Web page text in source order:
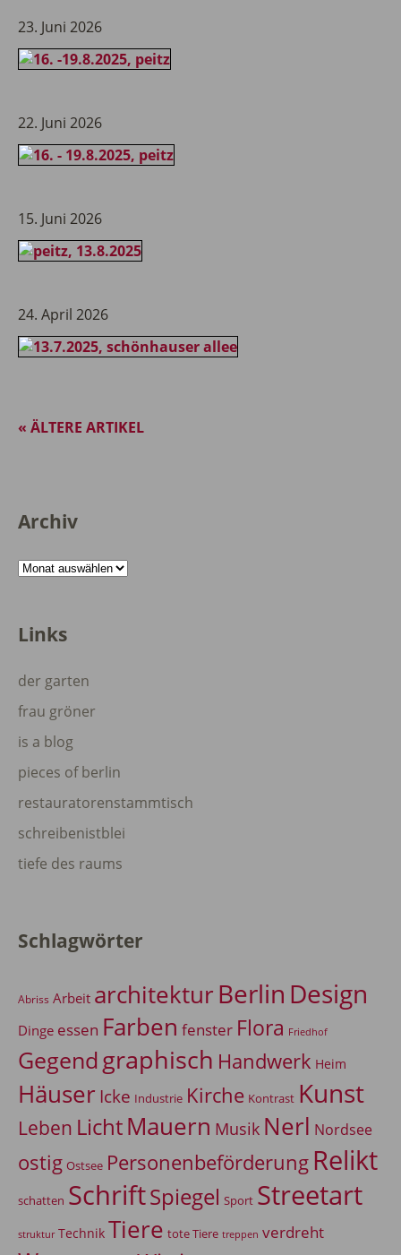
23. Juni 2026
22. Juni 2026
15. Juni 2026
24. April 2026
« ÄLTERE ARTIKEL
Archiv
Archiv
Links
der garten
frau gröner
is a blog
pieces of berlin
restauratorenstammtisch
schreibenistblei
tiefe des raums
Schlagwörter
Abriss Arbeit architekturBerlin Design
Dinge essen Farben fenster Flora Friedhof
Gegendgraphisch Handwerk Heim
Häuser Icke Industrie Kirche Kontrast Kunst
Leben LichtMauern Musik Nerl Nordsee
ostig Ostsee Personenbeförderung Relikt
schatten SchriftSpiegel Sport Streetart
struktur Technik Tiere tote Tiere treppen verdreht